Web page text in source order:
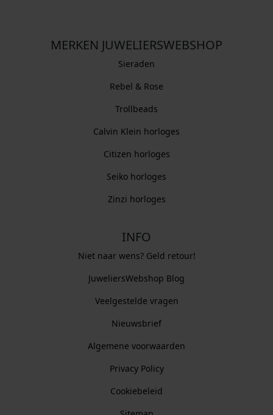
MERKEN JUWELIERSWEBSHOP
Sieraden
Rebel & Rose
Trollbeads
Calvin Klein horloges
Citizen horloges
Seiko horloges
Zinzi horloges
INFO
Niet naar wens? Geld retour!
JuweliersWebshop Blog
Veelgestelde vragen
Nieuwsbrief
Algemene voorwaarden
Privacy Policy
Cookiebeleid